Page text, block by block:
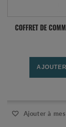
COFFRET DE
Ajouter à